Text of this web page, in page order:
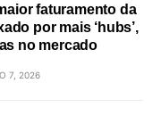
faturamento da
por mais ‘hubs’,
no mercado
7, 2026